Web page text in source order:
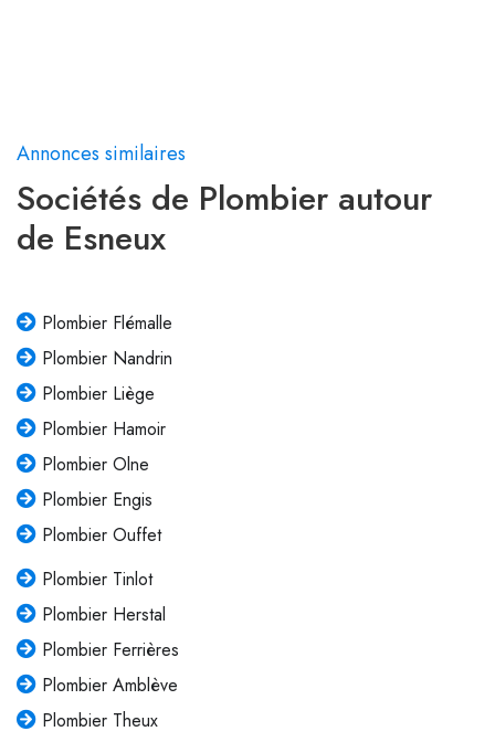
Annonces similaires
Sociétés de Plombier autour
de Esneux
Plombier Flémalle
Plombier Nandrin
Plombier Liège
Plombier Hamoir
Plombier Olne
Plombier Engis
Plombier Ouffet
Plombier Tinlot
Plombier Herstal
Plombier Ferrières
Plombier Amblève
Plombier Theux